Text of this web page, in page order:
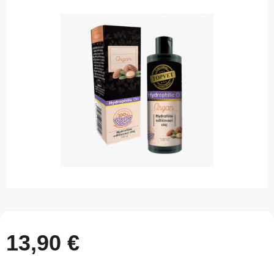
13,90 €